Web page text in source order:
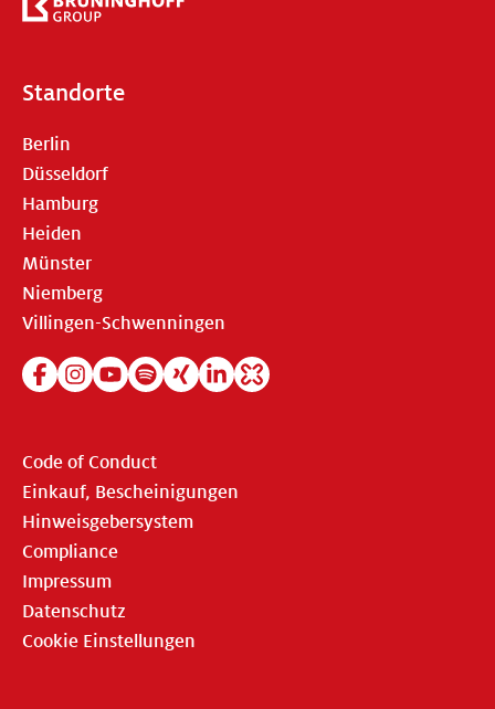
Standorte
Berlin
Düsseldorf
Hamburg
Heiden
Münster
Niemberg
Villingen-Schwenningen
Code of Conduct
Einkauf, Bescheinigungen
Hinweisgebersystem
Compliance
Impressum
Datenschutz
Cookie Einstellungen